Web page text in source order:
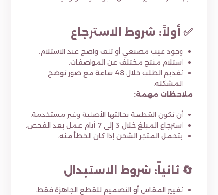
✅ أولاً: شروط الاسترجاع
وجود عيب مصنعي أو تلف واضح عند الاستلام.
استلام منتج مختلف عن المواصفات.
تقديم الطلب خلال 48 ساعة مع صور توضح
المشكلة.
ملاحظات مهمة:
أن تكون القطعة بحالتها الأصلية وغير مستخدمة.
استرجاع المبلغ خلال 3 إلى 7 أيام عمل بعد الفحص.
يتحمل المتجر الشحن إذا كان الخطأ منه.
🔄 ثانياً: شروط الاستبدال
تغيير المقاس أو التصميم للقطع الجاهزة فقط.